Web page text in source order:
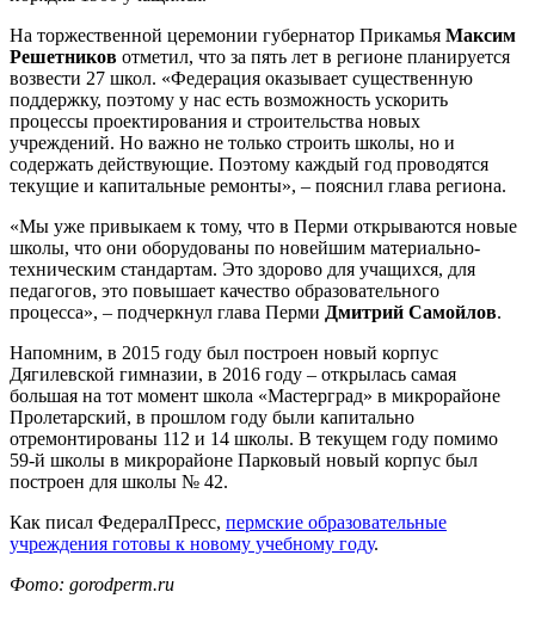
На торжественной церемонии губернатор Прикамья Максим
Решетников отметил, что за пять лет в регионе планируется
возвести 27 школ. «Федерация оказывает существенную
поддержку, поэтому у нас есть возможность ускорить
процессы проектирования и строительства новых
учреждений. Но важно не только строить школы, но и
содержать действующие. Поэтому каждый год проводятся
текущие и капитальные ремонты», – пояснил глава региона.
«Мы уже привыкаем к тому, что в Перми открываются новые
школы, что они оборудованы по новейшим материально-
техническим стандартам. Это здорово для учащихся, для
педагогов, это повышает качество образовательного
процесса», – подчеркнул глава Перми Дмитрий Самойлов.
Напомним, в 2015 году был построен новый корпус
Дягилевской гимназии, в 2016 году – открылась самая
большая на тот момент школа «Мастерград» в микрорайоне
Пролетарский, в прошлом году были капитально
отремонтированы 112 и 14 школы. В текущем году помимо
59-й школы в микрорайоне Парковый новый корпус был
построен для школы № 42.
Как писал ФедералПресс, пермские образовательные
учреждения готовы к новому учебному году.
Фото: gorodperm.ru